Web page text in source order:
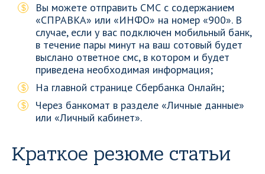
Вы можете отправить СМС с содержанием
«СПРАВКА» или «ИНФО» на номер «900». В
случае, если у вас подключен мобильный банк,
в течение пары минут на ваш сотовый будет
выслано ответное смс, в котором и будет
приведена необходимая информация;
На главной странице Сбербанка Онлайн;
Через банкомат в разделе «Личные данные»
или «Личный кабинет».
Краткое резюме статьи